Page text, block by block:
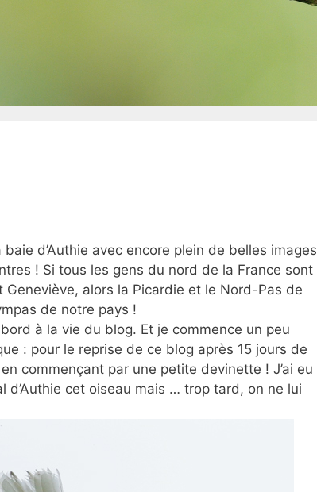
d’Authie avec encore plein de belles images
! Si tous les gens du nord de la France sont
alors la Picardie et le Nord-Pas de
de notre pays !
à la vie du blog. Et je commence un peu
: pour le reprise de ce blog après 15 jours de
commençant par une petite devinette ! J’ai eu
d’Authie cet oiseau mais … trop tard, on ne lui